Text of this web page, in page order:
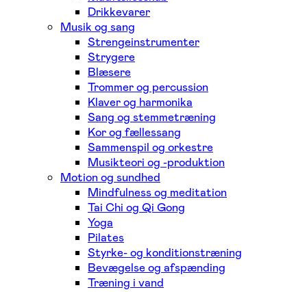
Drikkevarer
Musik og sang
Strengeinstrumenter
Strygere
Blæsere
Trommer og percussion
Klaver og harmonika
Sang og stemmetræning
Kor og fællessang
Sammenspil og orkestre
Musikteori og -produktion
Motion og sundhed
Mindfulness og meditation
Tai Chi og Qi Gong
Yoga
Pilates
Styrke- og konditionstræning
Bevægelse og afspænding
Træning i vand